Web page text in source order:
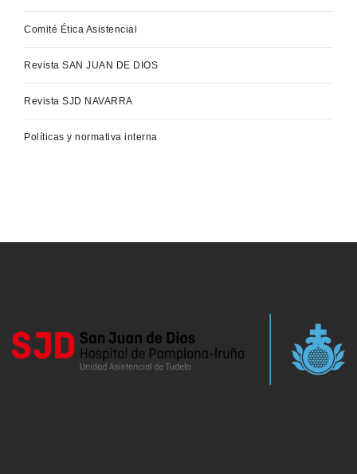
Comité Ética Asistencial
Revista SAN JUAN DE DIOS
Revista SJD NAVARRA
Políticas y normativa interna